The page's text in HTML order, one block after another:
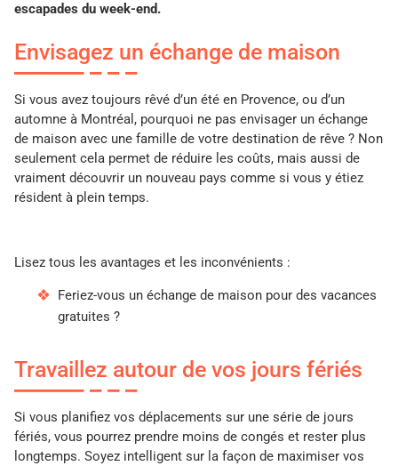
escapades du week-end.
Envisagez un échange de maison
Si vous avez toujours rêvé d’un été en Provence, ou d’un
automne à Montréal, pourquoi ne pas envisager un échange
de maison avec une famille de votre destination de rêve ? Non
seulement cela permet de réduire les coûts, mais aussi de
vraiment découvrir un nouveau pays comme si vous y étiez
résident à plein temps.
Lisez tous les avantages et les inconvénients :
Feriez-vous un échange de maison pour des vacances
gratuites ?
Travaillez autour de vos jours fériés
Si vous planifiez vos déplacements sur une série de jours
fériés, vous pourrez prendre moins de congés et rester plus
longtemps. Soyez intelligent sur la façon de maximiser vos